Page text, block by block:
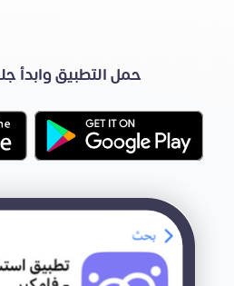
حمل التطبيق وابدأ